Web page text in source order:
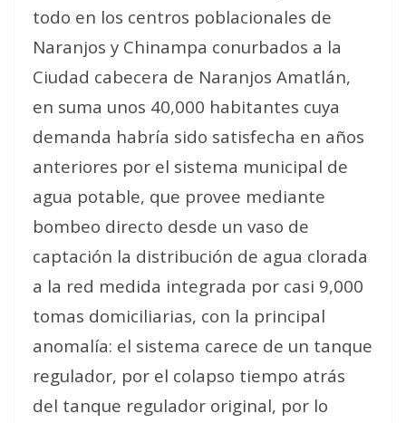
todo en los centros poblacionales de
Naranjos y Chinampa conurbados a la
Ciudad cabecera de Naranjos Amatlán,
en suma unos 40,000 habitantes cuya
demanda habría sido satisfecha en años
anteriores por el sistema municipal de
agua potable, que provee mediante
bombeo directo desde un vaso de
captación la distribución de agua clorada
a la red medida integrada por casi 9,000
tomas domiciliarias, con la principal
anomalía: el sistema carece de un tanque
regulador, por el colapso tiempo atrás
del tanque regulador original, por lo